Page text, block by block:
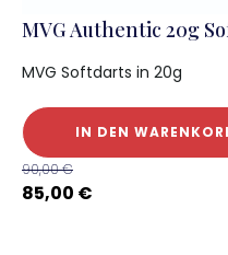
MVG Authentic 20g
MVG Softdarts in 20g
IN DEN
90,00€
85,00 €